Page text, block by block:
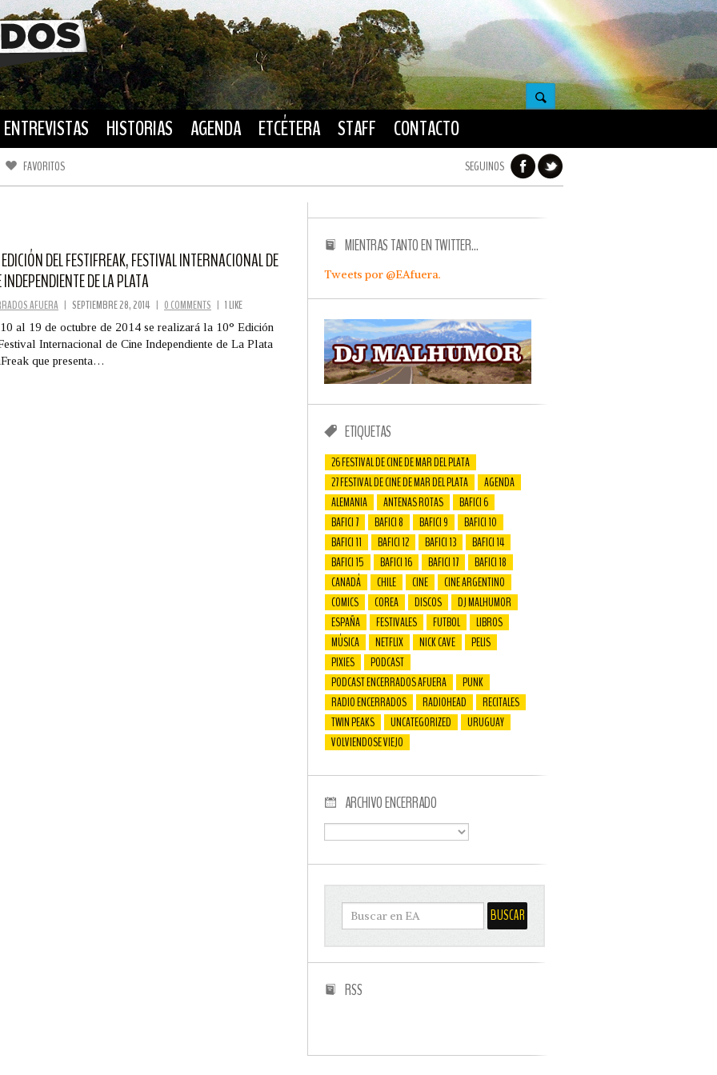
ENTREVISTAS HISTORIAS AGENDA ETCÉTERA STAFF CONTACTO
SEGUINOS
FAVORITOS
DEL FESTIFREAK, FESTIVAL INTERNACIONAL DE
DE LA PLATA
AFUERA | SEPTIEMBRE 28, 2014 | 0 COMMENTS | 1 LIKE
al 19 de octubre de 2014 se realizará la 10° Edición
Internacional de Cine Independiente de La Plata
que presenta…
MIENTRAS TANTO EN TWITTER…
Tweets por @EAfuera.
ETIQUETAS
26 FESTIVAL DE CINE DE MAR DEL PLATA
27 FESTIVAL DE CINE DE MAR DEL PLATA
AGENDA
ALEMANIA
ANTENAS ROTAS
BAFICI 6
BAFICI 7
BAFICI 8 BAFICI 9
BAFICI 10
BAFICI 11
BAFICI 12 BAFICI 13
BAFICI 14
BAFICI 15
BAFICI 16 BAFICI 17
BAFICI 18
CANADÁ
CHILE CINE
CINE ARGENTINO
COMICS
COREA DISCOS
DJ MALHUMOR
ESPAÑA
FESTIVALES FUTBOL
LIBROS
MÚSICA
NETFLIX NICK CAVE
PELIS
PIXIES
PODCAST
PODCAST ENCERRADOS AFUERA
PUNK
RADIO ENCERRADOS
RADIOHEAD
RECITALES
TWIN PEAKS
UNCATEGORIZED
URUGUAY
VOLVIENDOSE VIEJO
ARCHIVO ENCERRADO
RSS